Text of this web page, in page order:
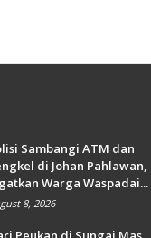
Sambangi ATM dan
di Johan Pahlawan,
Warga Waspadai...
8, 2026